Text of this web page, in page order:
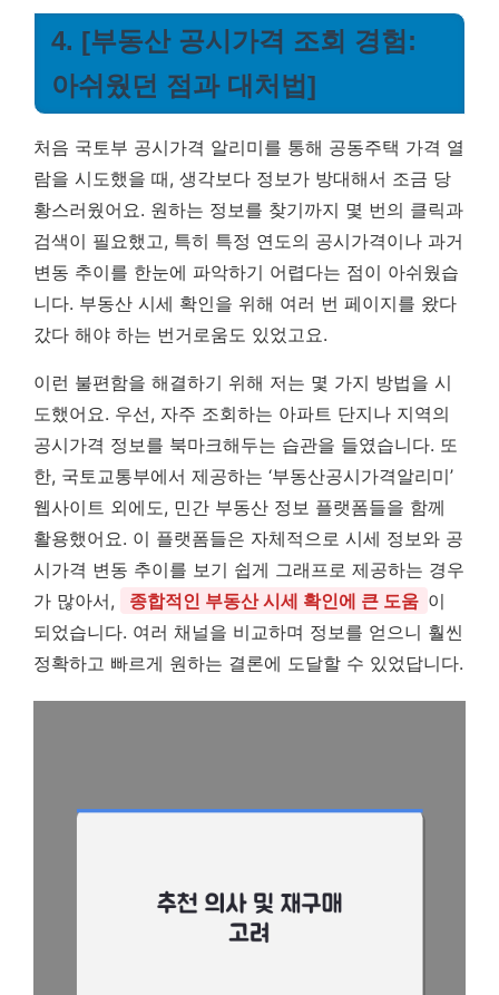
4. [부동산 공시가격 조회 경험:
아쉬웠던 점과 대처법]
처음 국토부 공시가격 알리미를 통해 공동주택 가격 열
람을 시도했을 때, 생각보다 정보가 방대해서 조금 당
황스러웠어요. 원하는 정보를 찾기까지 몇 번의 클릭과
검색이 필요했고, 특히 특정 연도의 공시가격이나 과거
변동 추이를 한눈에 파악하기 어렵다는 점이 아쉬웠습
니다. 부동산 시세 확인을 위해 여러 번 페이지를 왔다
갔다 해야 하는 번거로움도 있었고요.
이런 불편함을 해결하기 위해 저는 몇 가지 방법을 시
도했어요. 우선, 자주 조회하는 아파트 단지나 지역의
공시가격 정보를 북마크해두는 습관을 들였습니다. 또
한, 국토교통부에서 제공하는 ‘부동산공시가격알리미’
웹사이트 외에도, 민간 부동산 정보 플랫폼들을 함께
활용했어요. 이 플랫폼들은 자체적으로 시세 정보와 공
시가격 변동 추이를 보기 쉽게 그래프로 제공하는 경우
가 많아서,
종합적인 부동산 시세 확인에 큰 도움 이
되었습니다. 여러 채널을 비교하며 정보를 얻으니 훨씬
정확하고 빠르게 원하는 결론에 도달할 수 있었답니다.